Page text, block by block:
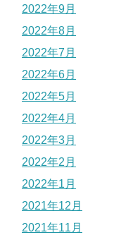
2022年9月
2022年8月
2022年7月
2022年6月
2022年5月
2022年4月
2022年3月
2022年2月
2022年1月
2021年12月
2021年11月